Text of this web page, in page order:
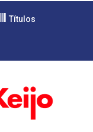
Títulos